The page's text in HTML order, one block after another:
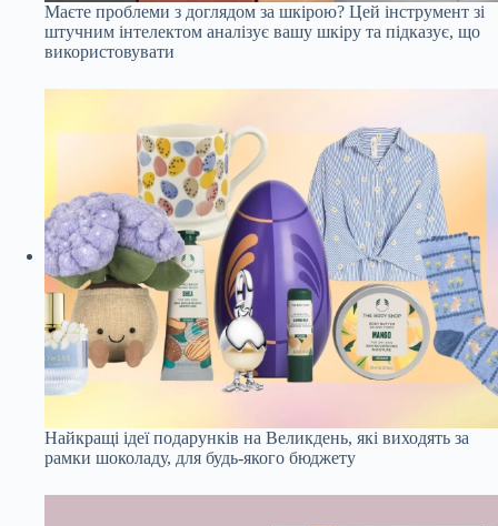
Маєте проблеми з доглядом за шкірою? Цей інструмент зі
штучним інтелектом аналізує вашу шкіру та підказує, що
використовувати
Найкращі ідеї подарунків на Великдень, які виходять за
рамки шоколаду, для будь-якого бюджету